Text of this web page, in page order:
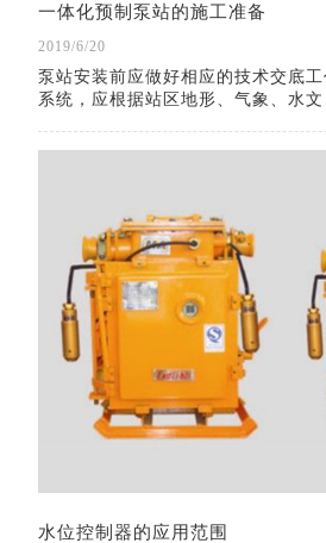
一体化预制泵站的施工准备
2019/6/20
泵站安装前应做好相应的技术交底
系统，应根据站区地形、气象、水
水位控制器的应用范围